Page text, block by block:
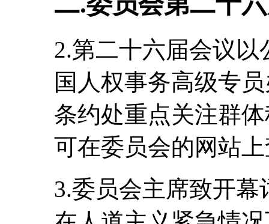
2.第二十六届会议
国人权事务高级专
条约处重点关注群
可在委员会的网站
3.委员会主席致开